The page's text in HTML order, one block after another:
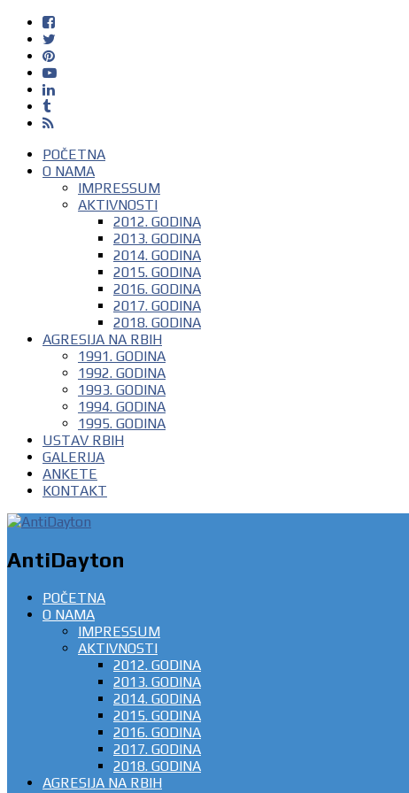
POČETNA
O NAMA
IMPRESSUM
AKTIVNOSTI
2012. GODINA
2013. GODINA
2014. GODINA
2015. GODINA
2016. GODINA
2017. GODINA
2018. GODINA
AGRESIJA NA RBIH
1991. GODINA
1992. GODINA
1993. GODINA
1994. GODINA
1995. GODINA
USTAV RBIH
GALERIJA
ANKETE
KONTAKT
AntiDayton
POČETNA
O NAMA
IMPRESSUM
AKTIVNOSTI
2012. GODINA
2013. GODINA
2014. GODINA
2015. GODINA
2016. GODINA
2017. GODINA
2018. GODINA
AGRESIJA NA RBIH